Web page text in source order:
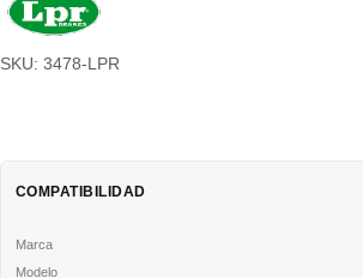
SKU: 3478-LPR
COMPATIBILIDAD